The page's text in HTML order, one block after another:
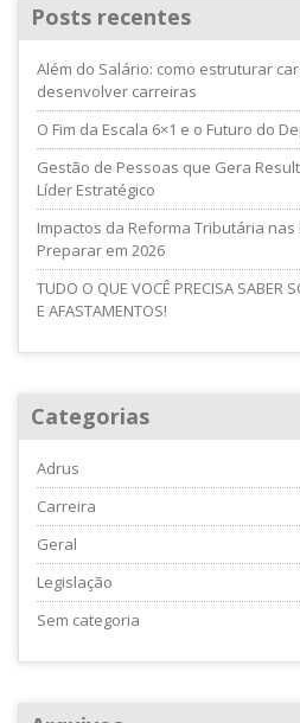
Posts recentes
Além do Salário: como estruturar
desenvolver carreiras
O Fim da Escala 6×1 e o Futuro do
Gestão de Pessoas que Gera
Líder Estratégico
Impactos da Reforma Tributária nas
Preparar em 2026
TUDO O QUE VOCÊ PRECISA SABER
E AFASTAMENTOS!
Categorias
Adrus
Carreira
Geral
Legislação
Sem categoria